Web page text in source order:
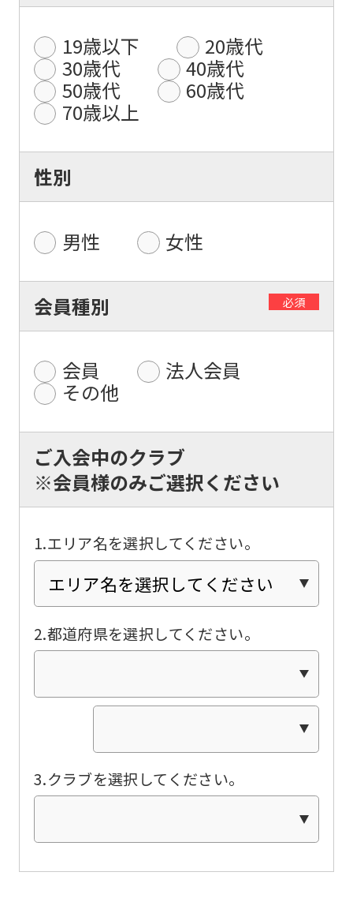
19歳以下
20歳代
30歳代
40歳代
50歳代
60歳代
70歳以上
性別
男性 女性
会員種別 必須
会員
法人会員
その他
ご入会中のクラブ
※会員様のみご選択ください
1.エリア名を選択してください。
2.都道府県を選択してください。
3.クラブを選択してください。
For
foreigners
Central
official
website
is
translated
into
English.
Click
the
link
below
(start
automatic
return
top
However,